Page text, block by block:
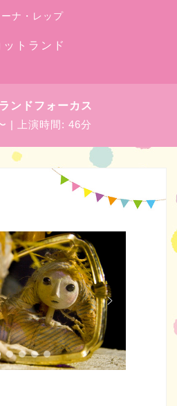
ーナ・レップ
ットランド
ンドフォーカス
| 上演時間: 46分